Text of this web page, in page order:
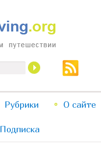
Перейти
к
Перейти
к
Рубрики О сайте
Подписка